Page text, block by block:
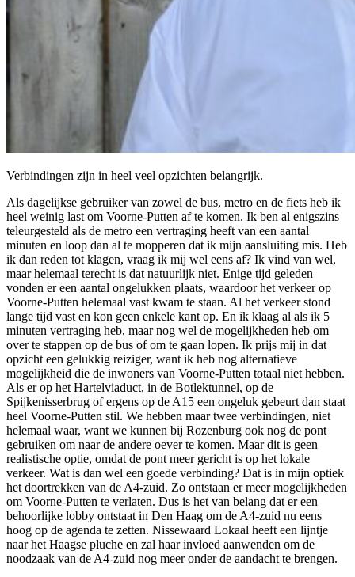
Verbindingen zijn in heel veel opzichten belangrijk.
Als dagelijkse gebruiker van zowel de bus, metro en de fiets heb ik
heel weinig last om Voorne-Putten af te komen. Ik ben al enigszins
teleurgesteld als de metro een vertraging heeft van een aantal
minuten en loop dan al te mopperen dat ik mijn aansluiting mis. Heb
ik dan reden tot klagen, vraag ik mij wel eens af? Ik vind van wel,
maar helemaal terecht is dat natuurlijk niet. Enige tijd geleden
vonden er een aantal ongelukken plaats, waardoor het verkeer op
Voorne-Putten helemaal vast kwam te staan. Al het verkeer stond
lange tijd vast en kon geen enkele kant op. En ik klaag al als ik 5
minuten vertraging heb, maar nog wel de mogelijkheden heb om
over te stappen op de bus of om te gaan lopen. Ik prijs mij in dat
opzicht een gelukkig reiziger, want ik heb nog alternatieve
mogelijkheid die de inwoners van Voorne-Putten totaal niet hebben.
Als er op het Hartelviaduct, in de Botlektunnel, op de
Spijkenisserbrug of ergens op de A15 een ongeluk gebeurt dan staat
heel Voorne-Putten stil. We hebben maar twee verbindingen, niet
helemaal waar, want we kunnen bij Rozenburg ook nog de pont
gebruiken om naar de andere oever te komen. Maar dit is geen
realistische optie, omdat de pont meer gericht is op het lokale
verkeer. Wat is dan wel een goede verbinding? Dat is in mijn optiek
het doortrekken van de A4-zuid. Zo ontstaan er meer mogelijkheden
om Voorne-Putten te verlaten. Dus is het van belang dat er een
behoorlijke lobby ontstaat in Den Haag om de A4-zuid nu eens
hoog op de agenda te zetten. Nissewaard Lokaal heeft een lijntje
naar het Haagse pluche en zal haar invloed aanwenden om de
noodzaak van de A4-zuid nog meer onder de aandacht te brengen.